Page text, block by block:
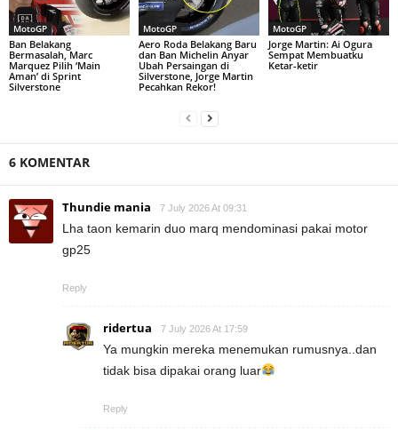
MotoGP
Ban Belakang
Bermasalah, Marc
Marquez Pilih ‘Main
Aman’ di Sprint
Silverstone
MotoGP
Aero Roda Belakang Baru
dan Ban Michelin Anyar
Ubah Persaingan di
Silverstone, Jorge Martin
Pecahkan Rekor!
MotoGP
Jorge Martin: Ai Ogura
Sempat Membuatku
Ketar-ketir
6 KOMENTAR
Thundie mania 7 July 2026 At 09:31
Lha taon kemarin duo marq mendominasi pakai motor
gp25
Reply
ridertua 7 July 2026 At 17:59
Ya mungkin mereka menemukan rumusnya..dan
tidak bisa dipakai orang luar
Reply